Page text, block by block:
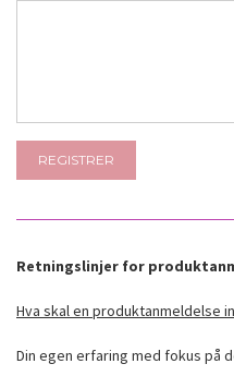
Retningslinjer for
Hva skal en produktanmeldelse
Din egen erfaring med fokus på